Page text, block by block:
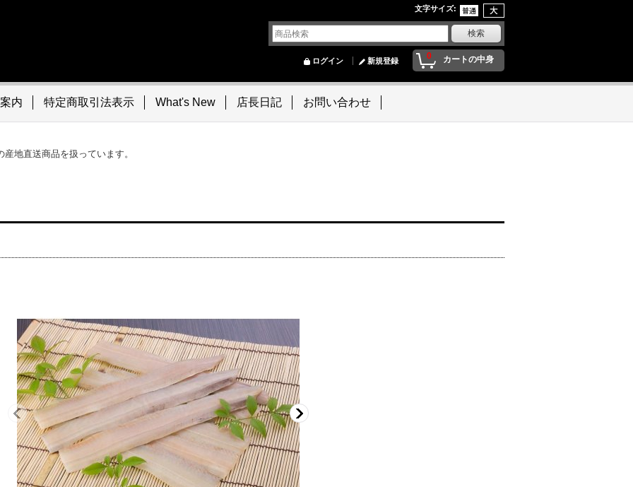
文字サイズ:
0 カートの中身
ログイン 新規登録
内 特定商取引法表示 What's New 店長日記 お問い合わせ
地直送商品を扱っています。